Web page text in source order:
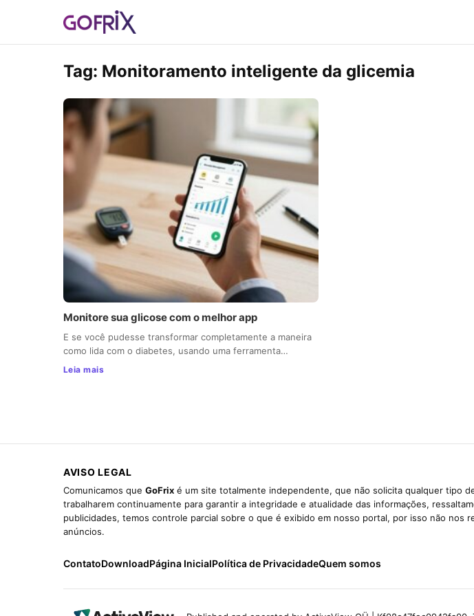
Tag: Monitoramento inteligente da glicemia
Monitore sua glicose com o melhor app
E se você pudesse transformar completamente a maneira
como lida com o diabetes, usando uma ferramenta…
Leia mais
AVISO LEGAL
Comunicamos que GoFrix é um site totalmente independente, que não solicita qualquer tipo
trabalharem continuamente para garantir a integridade e atualidade das informações,
publicidades, temos controle parcial sobre o que é exibido em nosso portal, por isso não
anúncios.
ContatoDownloadPágina InicialPolítica de PrivacidadeQuem somos